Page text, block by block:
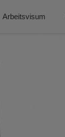
Arbeitsvisum